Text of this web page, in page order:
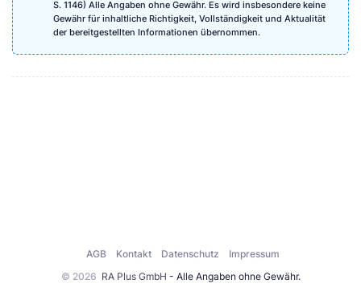
S. 1146) Alle Angaben ohne Gewähr. Es wird insbesondere keine
Gewähr für inhaltliche Richtigkeit, Vollständigkeit und Aktualität
der bereitgestellten Informationen übernommen.
© 2026 RA Plus GmbH - Alle Angaben ohne Gewähr.
AGB Kontakt Datenschutz Impressum